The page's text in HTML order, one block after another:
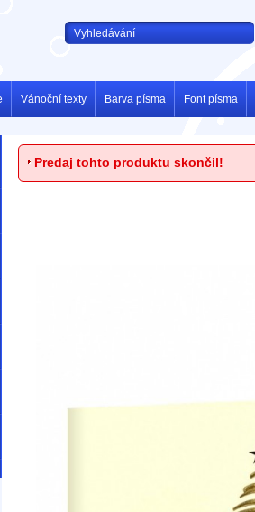
Vánoční texty Barva písma Font písma
Predaj tohto produktu skončil!